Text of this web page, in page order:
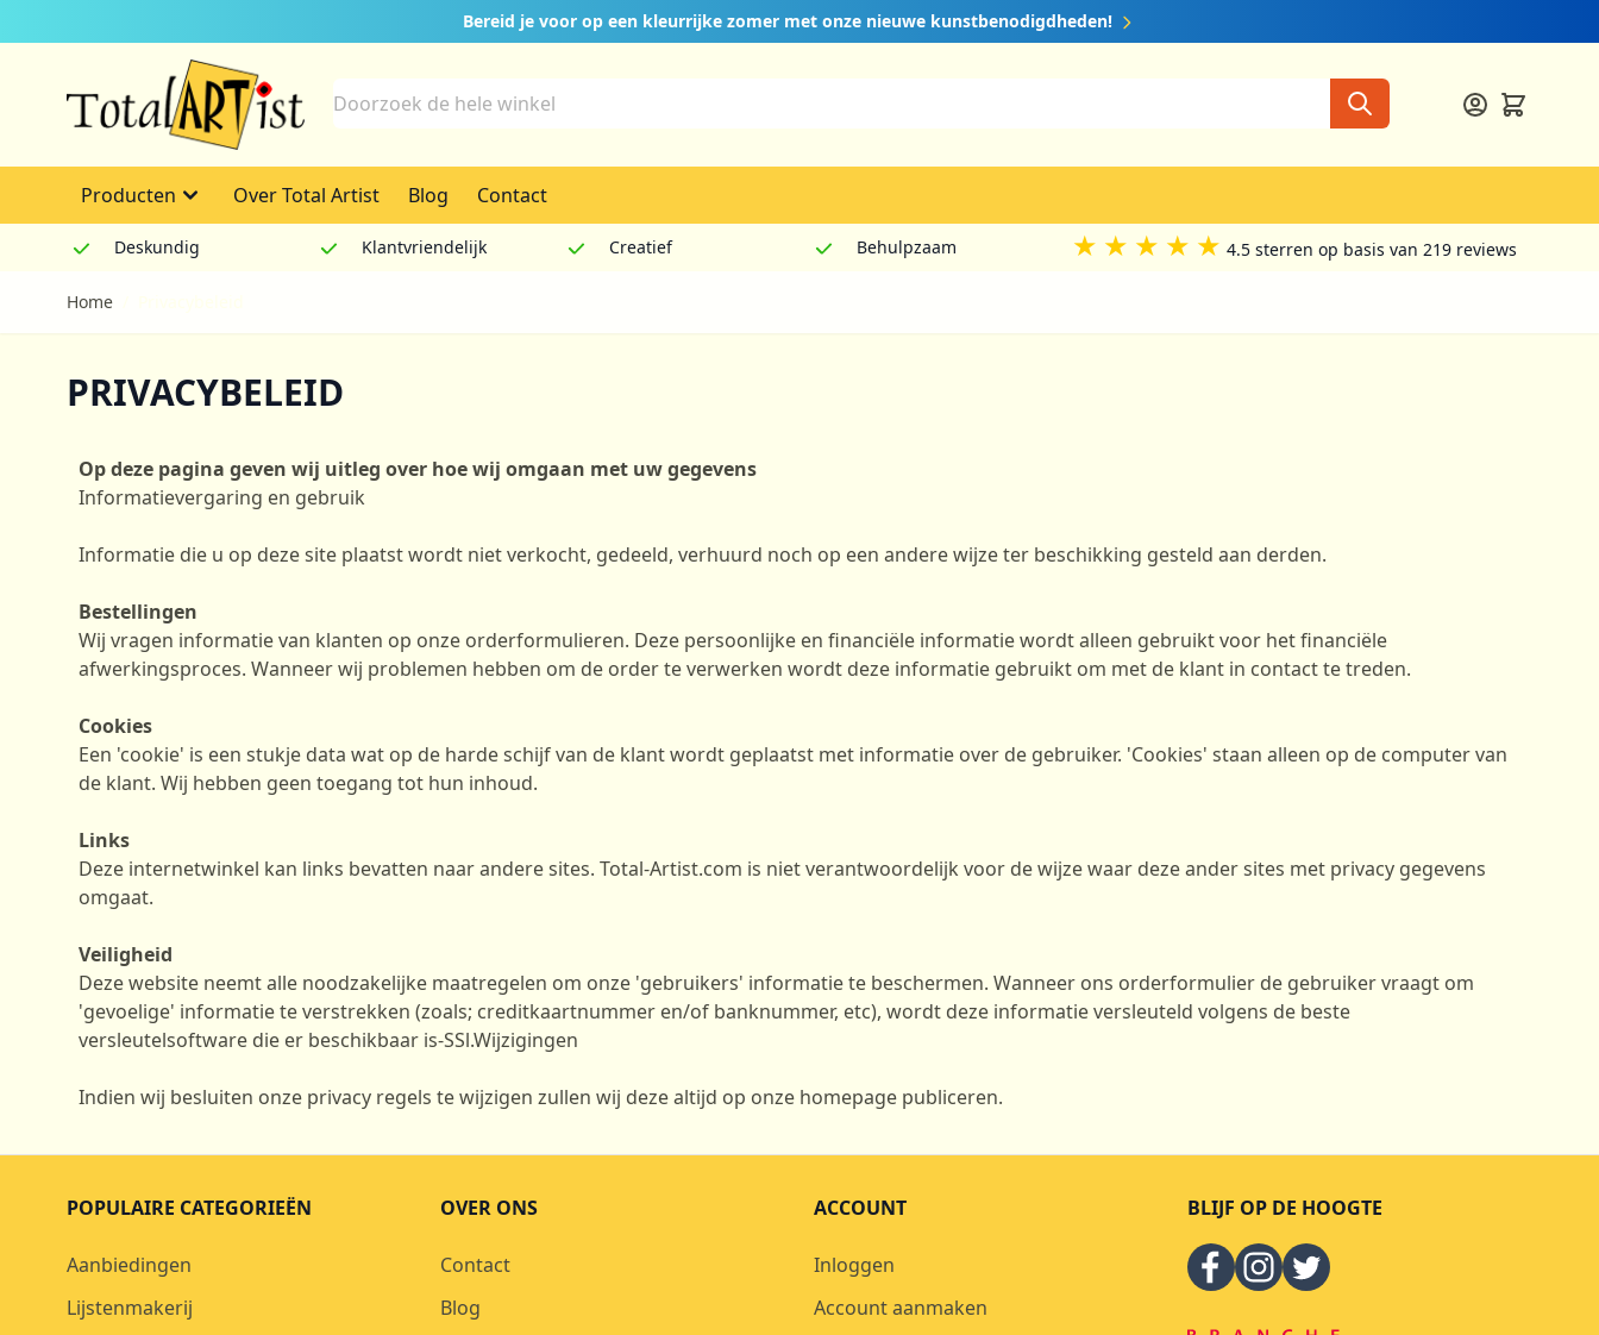
Bereid je voor op een kleurrijke zomer met onze nieuwe kunstbenodigdheden!
Search
Producten Over Total Artist Blog Contact
Deskundig Klantvriendelijk Creatief Behulpzaam ★ ★ ★ ★ ★ 4.5 sterren op basis van 219 reviews
Home
PRIVACYBELEID
Op deze pagina geven wij uitleg over hoe wij omgaan met uw gegevens
Informatievergaring en gebruik
Informatie die u op deze site plaatst wordt niet verkocht, gedeeld, verhuurd noch op een andere wijze ter beschikking gesteld aan derden.
Bestellingen
Wij vragen informatie van klanten op onze orderformulieren. Deze persoonlijke en financiële informatie wordt alleen gebruikt voor het financiële
afwerkingsproces. Wanneer wij problemen hebben om de order te verwerken wordt deze informatie gebruikt om met de klant in contact te treden.
Cookies
Een 'cookie' is een stukje data wat op de harde schijf van de klant wordt geplaatst met informatie over de gebruiker. 'Cookies' staan alleen op de computer van
de klant. Wij hebben geen toegang tot hun inhoud.
Links
Deze internetwinkel kan links bevatten naar andere sites. Total-Artist.com is niet verantwoordelijk voor de wijze waar deze ander sites met privacy gegevens
omgaat.
Veiligheid
Deze website neemt alle noodzakelijke maatregelen om onze 'gebruikers' informatie te beschermen. Wanneer ons orderformulier de gebruiker vraagt om
'gevoelige' informatie te verstrekken (zoals; creditkaartnummer en/of banknummer, etc), wordt deze informatie versleuteld volgens de beste
versleutelsoftware die er beschikbaar is-SSl.Wijzigingen
Indien wij besluiten onze privacy regels te wijzigen zullen wij deze altijd op onze homepage publiceren.
POPULAIRE CATEGORIEËN
Aanbiedingen
Lijstenmakerij
OVER ONS
Contact
Blog
ACCOUNT
Inloggen
Account aanmaken
BLIJF OP DE HOOGTE